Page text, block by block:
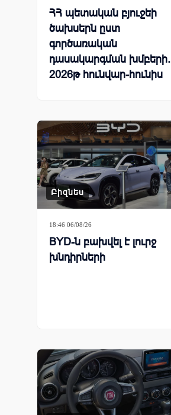
ՀՀ պետական բյուջեի
ծախսերն ըստ
գործառական
դասակարգման խմբերի.
2026թ հունվար-հունիս
Բիզնես
18:46 06/08/26
BYD-ն բախվել է լուրջ
խնդիրների